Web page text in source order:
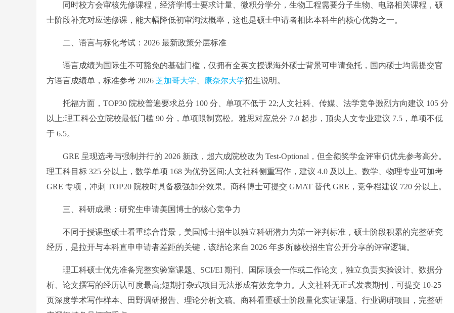
同时校方会审核先修课程，经济学博士要求计量、微积分学分，生物工程需要分子生物、电路相关课程，硕
士阶段补充对应选修课，能大幅降低初审淘汰概率，这也是硕士申请者相比本科生的核心优势之一。
二、语言与标化考试：2026 最新政策分层标准
语言成绩为国际生不可豁免的基础门槛，仅拥有全英文授课海外硕士背景可申请免托，国内硕士均需提交官
方语言成绩单，标准参考 2026 芝加哥大学 康奈尔大学招生说明。
托福方面，TOP30 院校普遍要求总分 100 分、单项不低于 22;人文社科、传媒、法学竞争激烈方向建议 105 分
以上;理工科公立院校最低门槛 90 分，单项限制宽松。雅思对应总分 7.0 起步，顶尖人文专业建议 7.5，单项不低
于 6.5。
GRE 呈现选考与强制并行的 2026 新政，超六成院校改为 Test-Optional，但全额奖学金评审仍优先参考高分。
理工科目标 325 分以上，数学单项 168 为优势区间;人文社科侧重写作，建议 4.0 及以上。数学、物理专业可加考
GRE 专项，冲刺 TOP20 院校时具备极强加分效果。商科博士可提交 GMAT 替代 GRE，竞争档建议 720 分以上。
三、科研成果：研究生申请美国博士的核心竞争力
不同于授课型硕士看重综合背景，美国博士招生以独立科研潜力为第一评判标准，硕士阶段积累的完整研究
经历，是拉开与本科直申申请者差距的关键，该结论来自 2026 年多所藤校招生官公开分享的评审逻辑。
理工科硕士优先准备完整实验室课题、SCI/EI 期刊、国际顶会一作或二作论文，独立负责实验设计、数据分
析、论文撰写的经历认可度最高;短期打杂式项目无法形成有效竞争力。人文社科无正式发表期刊，可提交 10-25
页深度学术写作样本、田野调研报告、理论分析文稿。商科看重硕士阶段量化实证课题、行业调研项目，完整研